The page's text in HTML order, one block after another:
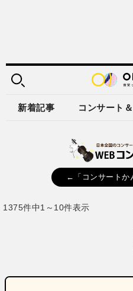
新着記事 コンサート
←「コンサートか
1375件中1～10件表示